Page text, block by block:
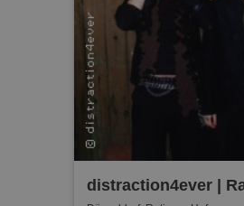
distraction4ever |